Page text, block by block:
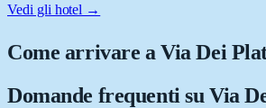
Vedi gli hotel →
Come arrivare aVia Dei
Domande frequenti su Via